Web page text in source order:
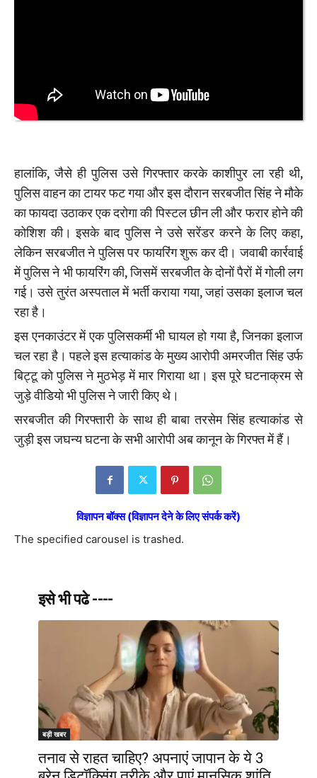
हालांकि, जैसे ही पुलिस उसे गिरफ्तार करके काशीपुर ला रही थी,
पुलिस वाहन का टायर फट गया और इस दौरान सरबजीत सिंह ने मौके
का फायदा उठाकर एक दरोगा की पिस्टल छीन ली और फरार होने की
कोशिश की। इसके बाद पुलिस ने उसे सरेंडर करने के लिए कहा,
लेकिन सरबजीत ने पुलिस पर फायरिंग शुरू कर दी। जवाबी कार्रवाई
में पुलिस ने भी फायरिंग की, जिसमें सरबजीत के दोनों पैरों में गोली लग
गई। उसे तुरंत अस्पताल में भर्ती कराया गया, जहां उसका इलाज चल
रहा है।
इस एनकाउंटर में एक पुलिसकर्मी भी घायल हो गया है, जिनका इलाज
चल रहा है। पहले इस हत्याकांड के मुख्य आरोपी अमरजीत सिंह उर्फ
बिट्टू को पुलिस ने मुठभेड़ में मार गिराया था। इस पूरे घटनाक्रम से
जुड़े वीडियो भी पुलिस ने जारी किए थे।
सरबजीत की गिरफ्तारी के साथ ही बाबा तरसेम सिंह हत्याकांड से
जुड़ी इस जघन्य घटना के सभी आरोपी अब कानून के गिरफ्त में हैं।
विज्ञापन बॉक्स (विज्ञापन देने के लिए संपर्क करें)
The specified carousel is trashed.
इसे भी पढे ----
बड़ी खबर
तनाव से राहत चाहिए? अपनाएं जापान के ये 3